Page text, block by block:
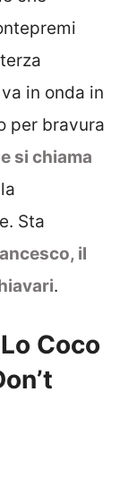
in onda in
per bravura
si chiama
Sta
il
.
Coco